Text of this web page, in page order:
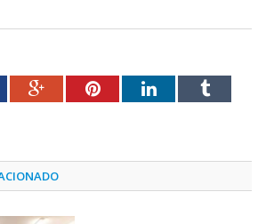
Google+PinterestLinkedInTumblr